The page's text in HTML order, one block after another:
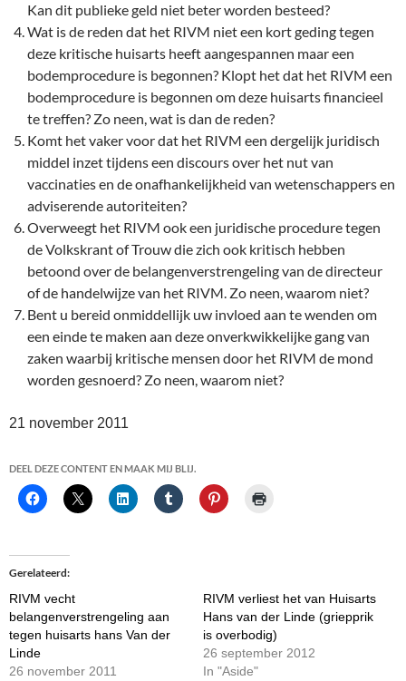
Kan dit publieke geld niet beter worden besteed?
Wat is de reden dat het RIVM niet een kort geding tegen
deze kritische huisarts heeft aangespannen maar een
bodemprocedure is begonnen? Klopt het dat het RIVM een
bodemprocedure is begonnen om deze huisarts financieel
te treffen? Zo neen, wat is dan de reden?
Komt het vaker voor dat het RIVM een dergelijk juridisch
middel inzet tijdens een discours over het nut van
vaccinaties en de onafhankelijkheid van wetenschappers en
adviserende autoriteiten?
Overweegt het RIVM ook een juridische procedure tegen
de Volkskrant of Trouw die zich ook kritisch hebben
betoond over de belangenverstrengeling van de directeur
of de handelwijze van het RIVM. Zo neen, waarom niet?
Bent u bereid onmiddellijk uw invloed aan te wenden om
een einde te maken aan deze onverkwikkelijke gang van
zaken waarbij kritische mensen door het RIVM de mond
worden gesnoerd? Zo neen, waarom niet?
21 november 2011
DEEL DEZE CONTENT EN MAAK MIJ BLIJ.
Gerelateerd
RIVM vecht
belangenverstrengeling aan
tegen huisarts hans Van der
Linde
26 november 2011
RIVM verliest het van Huisarts
Hans van der Linde (griepprik
is overbodig)
26 september 2012
In "Aside"